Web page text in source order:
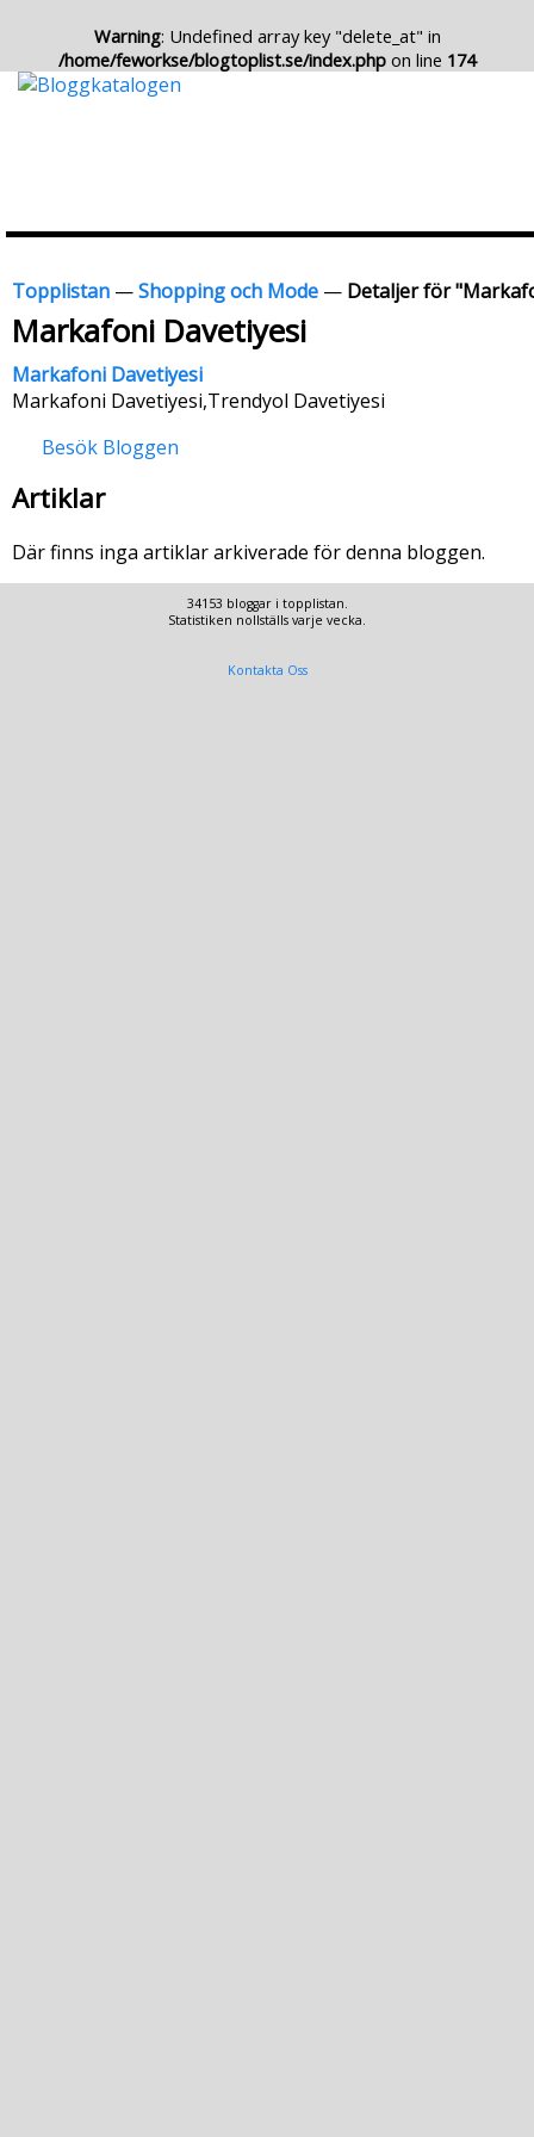
Warning: Undefined array key "delete_at" in
/home/feworkse/blogtoplist.se/index.php on line 174
Topplistan —Shopping och Mode — Detaljer för
Markafoni Davetiyesi
Markafoni Davetiyesi
Markafoni Davetiyesi,Trendyol Davetiyesi
Besök Bloggen
Artiklar
Där finns inga artiklar arkiverade för denna bloggen.
34153 bloggar i topplistan.
Statistiken nollställs varje vecka.
Kontakta Oss